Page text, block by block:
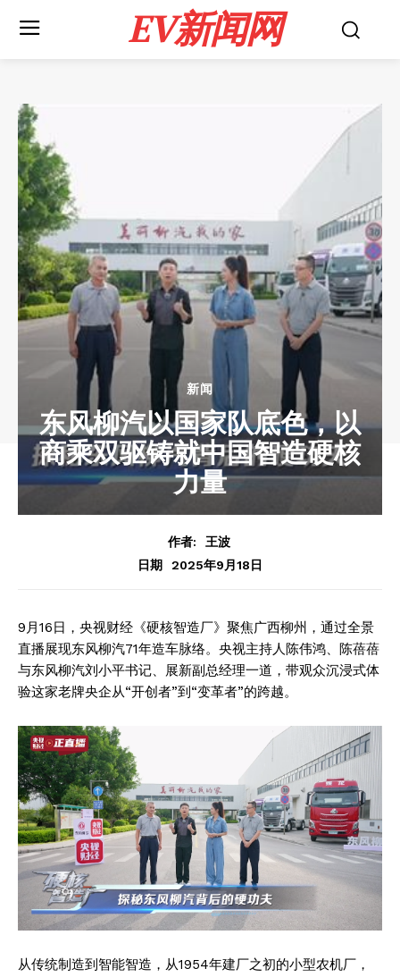
EV新闻网
新闻
东风柳汽以国家队底色，以
商乘双驱铸就中国智造硬核
力量
作者:
王波
日期
2025年9月18日
9月16日，央视财经《硬核智造厂》聚焦广西柳州，通过全景
直播展现东风柳汽71年造车脉络。央视主持人陈伟鸿、陈蓓蓓
与东风柳汽刘小平书记、展新副总经理一道，带观众沉浸式体
验这家老牌央企从“开创者”到“变革者”的跨越。
从传统制造到智能智造，从1954年建厂之初的小型农机厂，